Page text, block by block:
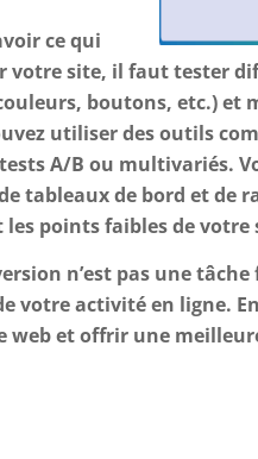
ce qui
votre site, il faut tester
boutons, etc.) et
utiliser des outils
A/B ou multivariés.
tableaux de bord et de
points faibles de votre
n’est pas une tâche
votre activité en ligne.
et offrir une